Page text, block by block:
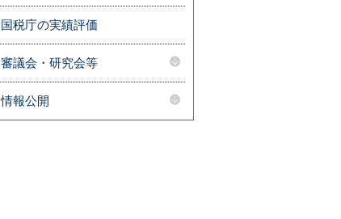
国税庁の実績評価
審議会・研究会等
情報公開